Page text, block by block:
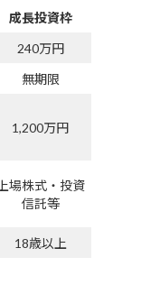
成長投資枠
240万円
無期限
1,200万円
上場株式・投資
信託等
18歳以上